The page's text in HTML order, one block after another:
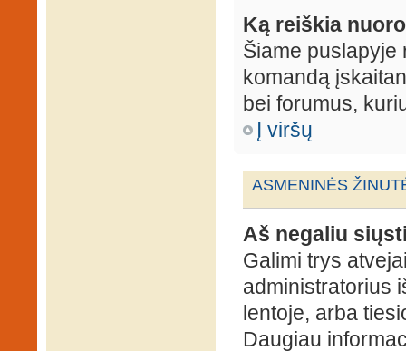
Ką reiškia
Šiame
komandą
bei forumus,
Į viršų
ASMENINĖS
Aš negaliu
Galimi trys
administratorius
lentoje, arba
Daugiau